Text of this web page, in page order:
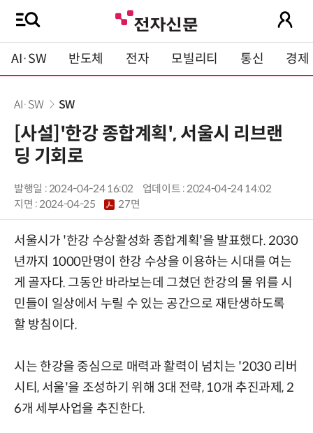
AI·SW 반도체 전자 모빌리티 통신 경제
AI·SW SW
[사설]'한강 종합계획', 서울시 리브랜
딩 기회로
발행일 : 2024-04-24 16:02
업데이트 : 2024-04-24 14:02
지면 :2024-04-25 27면
서울시가 '한강 수상활성화 종합계획'을 발표했다. 2030
년까지 1000만명이 한강 수상을 이용하는 시대를 여는
게 골자다. 그동안 바라보는데 그쳤던 한강의 물 위를 시
민들이 일상에서 누릴 수 있는 공간으로 재탄생하도록
할 방침이다.
시는 한강을 중심으로 매력과 활력이 넘치는 '2030 리버
시티, 서울'을 조성하기 위해 3대 전략, 10개 추진과제, 2
6개 세부사업을 추진한다.